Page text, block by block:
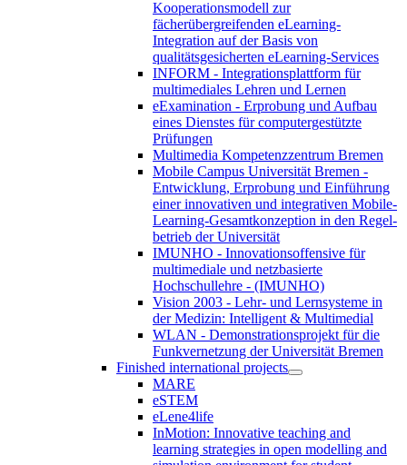
Kooperationsmodell zur
fächerübergreifenden eLearning-
Integration auf der Basis von
qualitätsgesicherten eLearning-Services
INFORM - Integrationsplattform für
multimediales Lehren und Lernen
eExamination - Erprobung und Aufbau
eines Dienstes für computergestützte
Prüfungen
Multimedia Kompetenzzentrum Bremen
Mobile Campus Universität Bremen -
Entwicklung, Erprobung und Einführung
einer innovativen und integrativen Mobile-
Learning-Gesamtkonzeption in den Regel-
betrieb der Universität
IMUNHO - Innovationsoffensive für
multimediale und netzbasierte
Hochschullehre - (IMUNHO)
Vision 2003 - Lehr- und Lernsysteme in
der Medizin: Intelligent & Multimedial
WLAN - Demonstrationsprojekt für die
Funkvernetzung der Universität Bremen
Finished international projects
MARE
eSTEM
eLene4life
InMotion: Innovative teaching and
learning strategies in open modelling and